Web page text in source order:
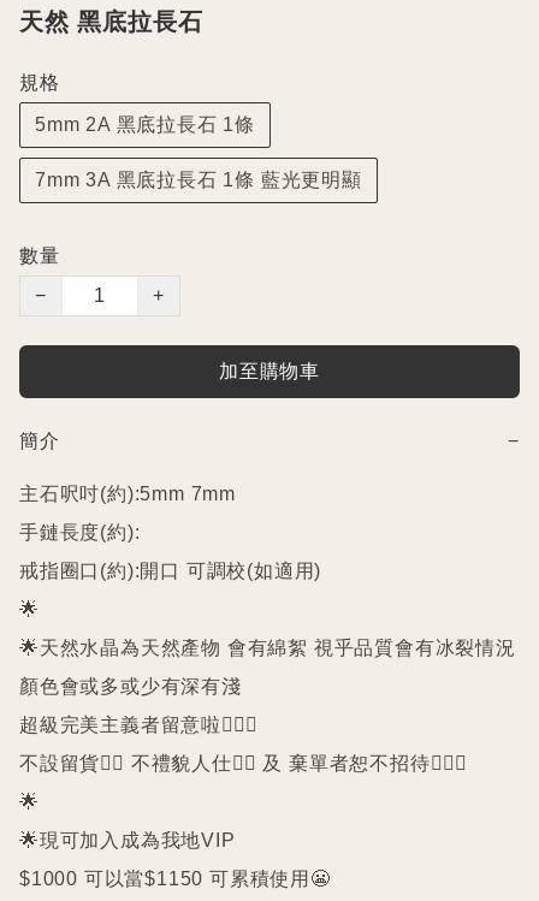
天然 黑底拉長石
規格
5mm 2A 黑底拉長石 1條
7mm 3A 黑底拉長石 1條 藍光更明顯
數量
−
+
加至購物車
簡介 −
主石呎吋(約):5mm 7mm
手鏈長度(約):
戒指圈口(約):開口 可調校(如適用)
🌟
🌟天然水晶為天然產物 會有綿絮 視乎品質會有冰裂情況
顏色會或多或少有深有淺
超級完美主義者留意啦🙇🏻‍♀️
不設留貨🙅‍♀️ 不禮貌人仕🙅‍♀️ 及 棄單者恕不招待🙇🏻‍♀️
🌟
🌟現可加入成為我地VIP
$1000 可以當$1150 可累積使用😬